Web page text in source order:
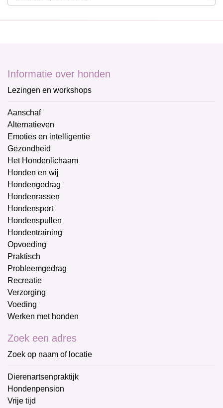
Informatie over honden
Lezingen en workshops
Aanschaf
Alternatieven
Emoties en intelligentie
Gezondheid
Het Hondenlichaam
Honden en wij
Hondengedrag
Hondenrassen
Hondensport
Hondenspullen
Hondentraining
Opvoeding
Praktisch
Probleemgedrag
Recreatie
Verzorging
Voeding
Werken met honden
Zoek een adres
Zoek op naam of locatie
Dierenartsenpraktijk
Hondenpension
Vrije tijd